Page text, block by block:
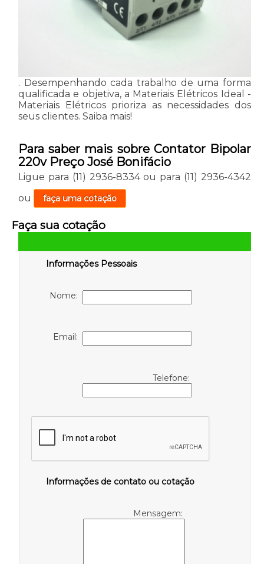
. Desempenhando cada trabalho de uma forma
qualificada e objetiva, a Materiais Elétricos Ideal -
Materiais Elétricos prioriza as necessidades dos
seus clientes. Saiba mais!
Para saber mais sobre Contator Bipolar
220v Preço José Bonifácio
Ligue para (11) 2936-8334ou para (11) 2936-4342
ou
faça uma cotação
Faça sua cotação
Informações Pessoais
Nome:
Email:
Telefone:
Informações de contato ou cotação
Mensagem: